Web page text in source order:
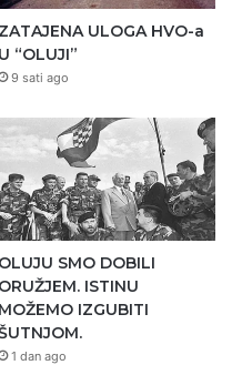
ZATAJENA ULOGA HVO-a
U “OLUJI”
9 sati ago
OLUJU SMO DOBILI
ORUŽJEM. ISTINU
MOŽEMO IZGUBITI
1 dan ago